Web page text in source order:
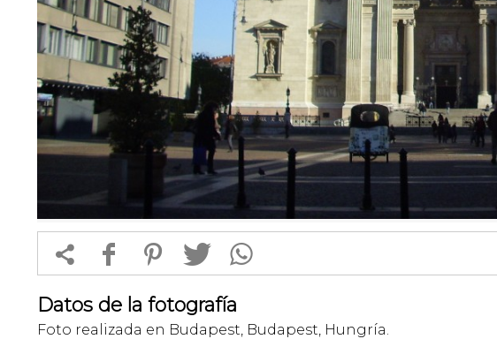
 f 1 T 
Datos de la fotografía
Foto realizada en Budapest, Budapest, Hungría.